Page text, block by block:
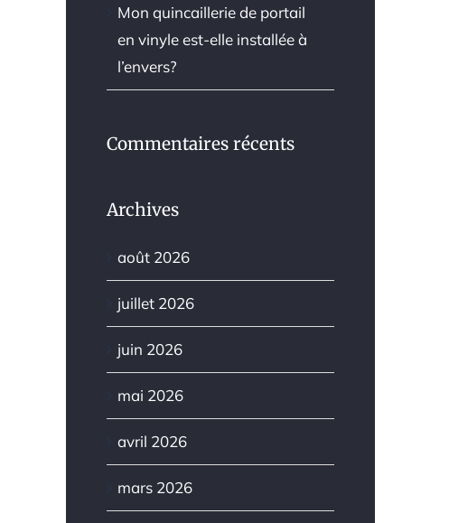
Mon quincaillerie de portail
en vinyle est-elle installée à
l’envers?
Commentaires récents
Archives
août 2026
juillet 2026
juin 2026
mai 2026
avril 2026
mars 2026